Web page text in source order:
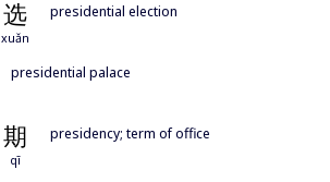
选
xuǎn
presidential election
presidential palace
期
qī
presidency; term of office